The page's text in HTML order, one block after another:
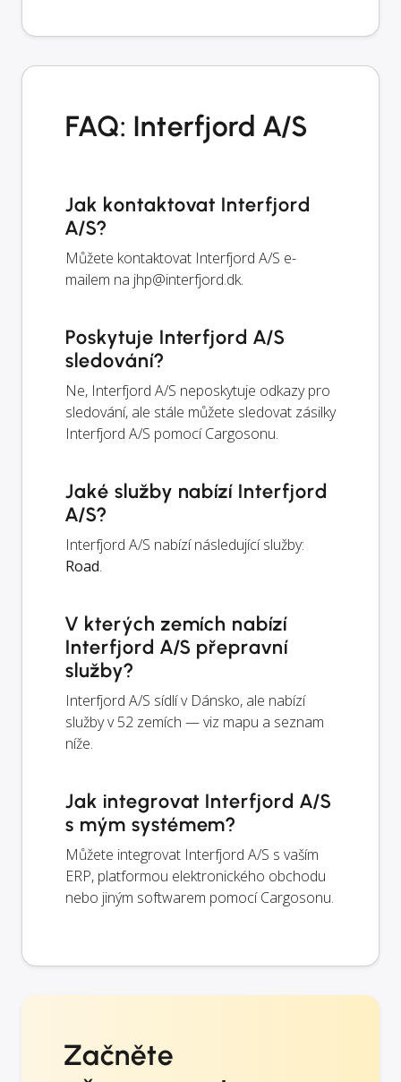
FAQ: Interfjord A/S
Jak kontaktovat Interfjord
A/S?
Můžete kontaktovat Interfjord A/S e-
mailem na jhp@interfjord.dk.
Poskytuje Interfjord A/S
sledování?
Ne, Interfjord A/S neposkytuje odkazy pro
sledování, ale stále můžete sledovat zásilky
Interfjord A/S pomocí Cargosonu.
Jaké služby nabízí Interfjord
A/S?
Interfjord A/S nabízí následující služby:
Road.
V kterých zemích nabízí
Interfjord A/S přepravní
služby?
Interfjord A/S sídlí v Dánsko, ale nabízí
služby v 52 zemích — viz mapu a seznam
níže.
Jak integrovat Interfjord A/S
s mým systémem?
Můžete integrovat Interfjord A/S s vaším
ERP, platformou elektronického obchodu
nebo jiným softwarem pomocí Cargosonu.
Začněte